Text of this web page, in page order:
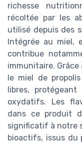
richesse
récoltée par les
utilisé depuis des
Intégrée au miel,
contribue
immunitaire.
le miel de
libres,
oxydatifs. Les
dans ce produit
significatif à notre
bioactifs, issus du